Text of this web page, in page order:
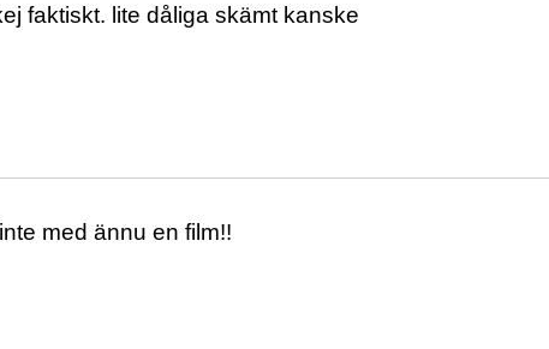
faktiskt. lite dåliga skämt kanske
med ännu en film!!